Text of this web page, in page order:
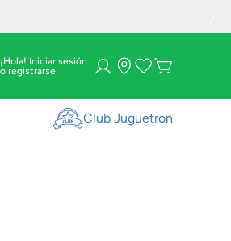
¡Hola! Iniciar sesión
Club Juguetron